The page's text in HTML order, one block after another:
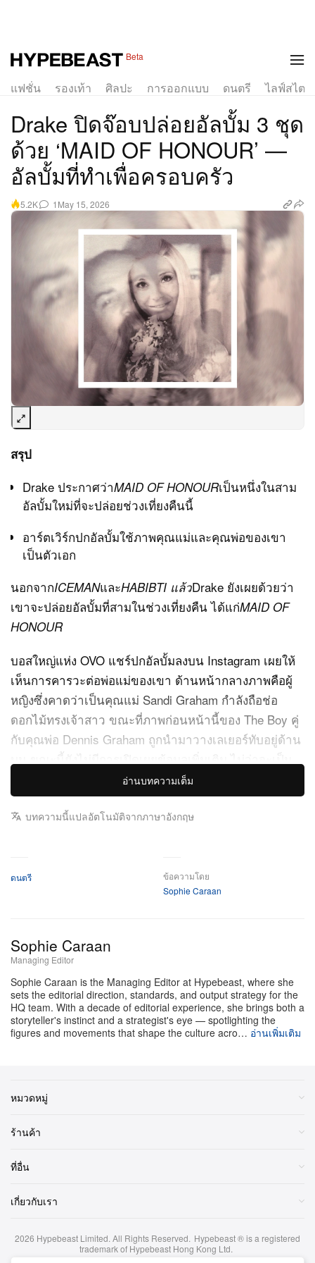
Beta
แฟชั่น รองเท้า ศิลปะ การออกแบบ ดนตรี ไลฟ์สไตล์
Drake ปิดจ๊อบปล่อยอัลบั้ม 3 ชุด
ด้วย ‘MAID OF HONOUR’ —
อัลบั้มที่ทำเพื่อครอบครัว
5.2K 1 May 15, 2026
สรุป
Drake ประกาศว่าMAID OF HONOURเป็นหนึ่งในสาม
อัลบั้มใหม่ที่จะปล่อยช่วงเที่ยงคืนนี้
อาร์ตเวิร์กปกอัลบั้มใช้ภาพคุณแม่และคุณพ่อของเขา
เป็นตัวเอก
นอกจากICEMANและHABIBTI แล้วDrake ยังเผยด้วยว่า
เขาจะปล่อยอัลบั้มที่สามในช่วงเที่ยงคืน ได้แก่MAID OF
HONOUR
บอสใหญ่แห่ง OVO แชร์ปกอัลบั้มลงบน Instagram เผยให้
เห็นการคารวะต่อพ่อแม่ของเขา ด้านหน้ากลางภาพคือผู้
หญิงซึ่งคาดว่าเป็นคุณแม่ Sandi Graham กำลังถือช่อ
ดอกไม้ทรงเจ้าสาว ขณะที่ภาพก่อนหน้านี้ของ The Boy คู่
กับคุณพ่อ Dennis Graham ถูกนำมาวางเลเยอร์ทับอยู่ด้าน
บน ขณะนี้ยังไม่มีการเปิดเผยข้อมูลเพิ่มเติม ไม่ว่าจะเป็น
ความยาวอัลบั้มหรือรายชื่อเพลง
MAID OF HONOUR และ HABIBTIและ
ชมโพสต์นี้บน Instagram
อ่านบทความเต็ม
บทความนี้แปลอัตโนมัติจากภาษาอังกฤษ
ดนตรี
ข้อความโดย
Sophie Caraan
Sophie Caraan
Managing Editor
Sophie Caraan is the Managing Editor at Hypebeast, where she
sets the editorial direction, standards, and output strategy for the
HQ team. With a decade of editorial experience, she brings both a
storyteller's instinct and a strategist's eye — spotlighting the
figures and movements that shape the culture acro… อ่านเพิ่มเติม
หมวดหมู่
ร้านค้า
ที่อื่น
เกี่ยวกับเรา
2026 Hypebeast Limited. All Rights Reserved. Hypebeast ® is a registered
trademark of Hypebeast Hong Kong Ltd.